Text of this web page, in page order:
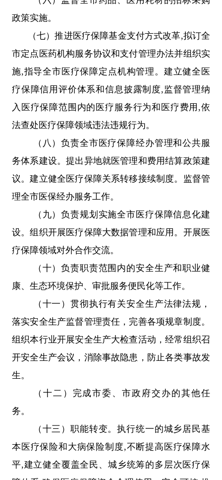
政策实施。
（七）推进医疗保障基金支付方式改革,拟订全
市定点医药机构服务协议和支付管理办法并组织实
施,指导全市医疗保障定点机构管理。建立健全医
疗保障信用评价体系和信息披露制度, 监督管理纳
入医疗保障范围内的医疗服务行为和医疗费用 ,依
法查处医疗保障领域违法违规行为。
（八）负责全市医疗保障经办管理和公共服
务体系建设。提出异地就医管理和费用结算政策建
议 。建立健全医疗保障关系转移接续制度。
监督管
理全市医保经办服务工作。
（九）负责规划实施全市医疗保障信息化建
设。组织开展医疗保障大数据管理和应用。开展医
疗保障领域对外合作交流。
（十）负责职责范围内的安全生产和职业健
康、生态环境保护、审批服务便民化等工作。
（十一）贯彻执行有关安全生产法律法规，
落实安全生产监督管理责任，完善各项规章制度。
组织本行业开展安全生产大检查活动，经常组织召
开安全生产会议，消除事故隐患，防止各类事故发
生。
（十二） 完成市委 、市政府交办的其他任
务。
（十三）职能转变。执行统一的城乡居民基
本医疗保险和大病保险制度,不断提高医疗保障水
平,建立健全覆盖全民、城乡统筹的多层次医疗保